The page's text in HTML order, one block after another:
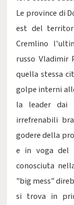
Le province di
est del
Cremlino
russo Vladimir
quella stessa
golpe interni
la leader dai
irrefrenabili
godere della
e in voga del
conosciuta
"big mess"
si trova in